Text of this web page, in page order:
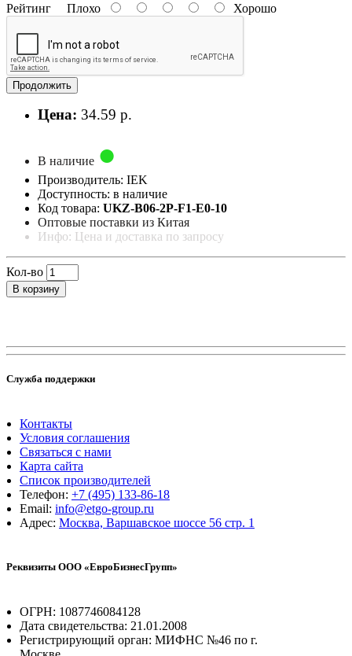
Рейтинг Плохо Хорошо
Продолжить
Цена: 34.59 р.
В наличие
Производитель: IEK
Доступность: в наличие
Код товара: UKZ-B06-2P-F1-E0-10
Оптовые поставки из Китая
Инфо: Цена и доставка по запросу
Кол-во
В корзину
Служба поддержки
Контакты
Условия соглашения
Связаться с нами
Карта сайта
Список производителей
Телефон: +7 (495) 133-86-18
Email: info@etgo-group.ru
Адрес: Москва, Варшавское шоссе 56 стр. 1
Реквизиты ООО «ЕвроБизнесГрупп»
ОГРН: 1087746084128
Дата свидетельства: 21.01.2008
Регистрирующий орган: МИФНС №46 по г.